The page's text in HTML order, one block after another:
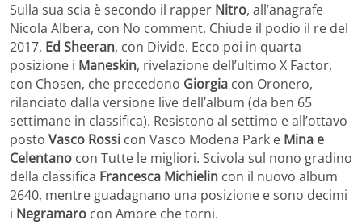
Sulla sua scia è secondo il rapper Nitro, all’anagrafe
Nicola Albera, con No comment. Chiude il podio il re del
2017, Ed Sheeran, con Divide. Ecco poi in quarta
posizione i Maneskin, rivelazione dell’ultimo X Factor,
con Chosen, che precedono Giorgia con Oronero,
rilanciato dalla versione live dell’album (da ben 65
settimane in classifica). Resistono al settimo e all’ottavo
posto Vasco Rossi con Vasco Modena Park e Mina e
Celentano con Tutte le migliori. Scivola sul nono gradino
della classifica Francesca Michielin con il nuovo album
2640, mentre guadagnano una posizione e sono decimi
i Negramaro con Amore che torni.